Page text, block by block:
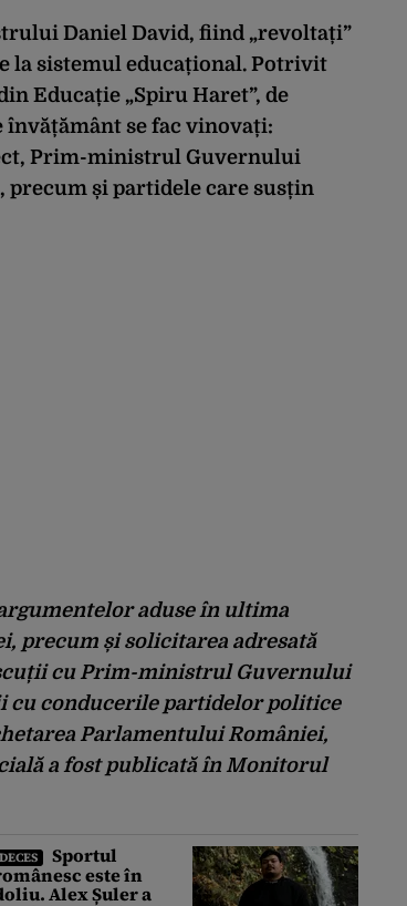
Daniel David, fiind „revoltați”
la sistemul educațional. Potrivit
Educație „Spiru Haret”, de
învățământ se fac vinovați:
Prim-ministrul Guvernului
și partidele care susțin
aduse în ultima
precum și solicitarea adresată
cu Prim-ministrul Guvernului
cu conducerile partidelor politice
Parlamentului României,
a fost publicată în Monitorul
DECES
Sportul
este în
Alex Șuler a